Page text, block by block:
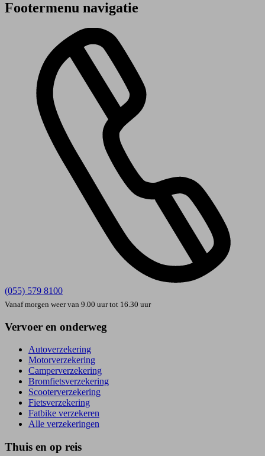
Footermenu navigatie
(055) 579 8100
Vanaf morgen weer van 9.00 uur tot 16.30 uur
Vervoer en onderweg
Autoverzekering
Motorverzekering
Camperverzekering
Bromfietsverzekering
Scooterverzekering
Fietsverzekering
Fatbike verzekeren
Alle verzekeringen
Thuis en op reis